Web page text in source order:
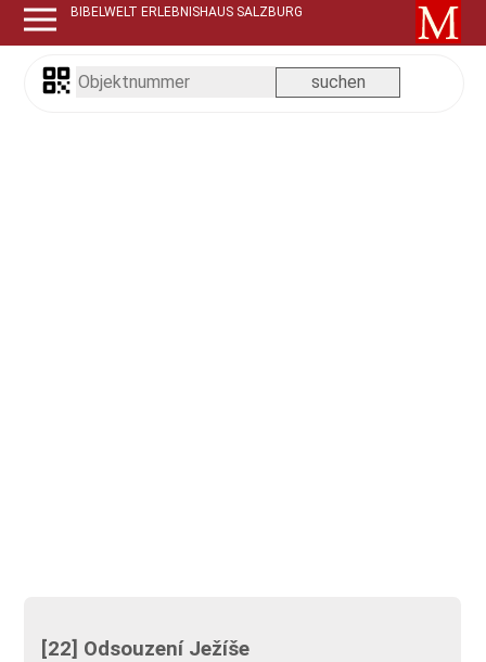
BIBELWELT ERLEBNISHAUS SALZBURG
[22] Odsouzení Ježíše